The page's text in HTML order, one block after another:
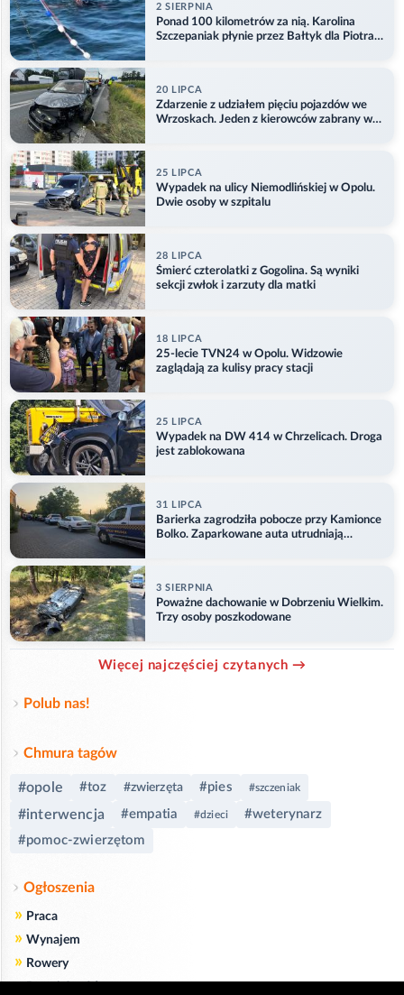
2 SIERPNIA
Ponad 100 kilometrów za nią. Karolina
Szczepaniak płynie przez Bałtyk dla Piotra.
20 LIPCA
Zdarzenie z udziałem pięciu pojazdów we
Wrzoskach. Jeden z kierowców zabrany w
25 LIPCA
Wypadek na ulicy Niemodlińskiej w Opolu.
Dwie osoby w szpitalu
28 LIPCA
Śmierć czterolatki z Gogolina. Są wyniki
sekcji zwłok i zarzuty dla matki
18 LIPCA
25-lecie TVN24 w Opolu. Widzowie
zaglądają za kulisy pracy stacji
25 LIPCA
Wypadek na DW 414 w Chrzelicach. Droga
jest zablokowana
31 LIPCA
Barierka zagrodziła pobocze przy Kamionce
Bolko. Zaparkowane auta utrudniają
3 SIERPNIA
Poważne dachowanie w Dobrzeniu Wielkim.
Trzy osoby poszkodowane
Więcej najczęściej czytanych →
Polub nas!
Chmura tagów
#opole #toz #zwierzęta #pies #szczeniak
#interwencja #empatia #dzieci
#weterynarz
#pomoc-zwierzętom
Ogłoszenia
» Praca
» Wynajem
» Rowery
»